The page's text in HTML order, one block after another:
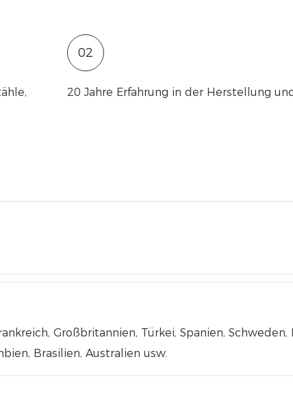
02
20 Jahre Erfahrung in der Herstellung
Großbritannien, Türkei, Spanien, Schweden,
Brasilien, Australien usw.